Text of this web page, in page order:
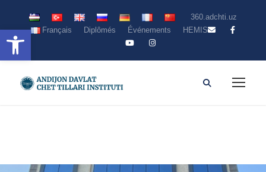
Ouvrir la barre d’outils
360.adchti.uz
Français
Diplômés Événements HEMIS